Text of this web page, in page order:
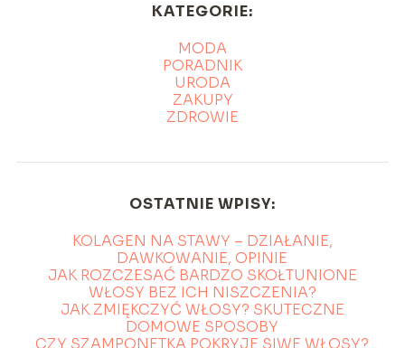
KATEGORIE:
MODA
PORADNIK
URODA
ZAKUPY
ZDROWIE
OSTATNIE WPISY:
KOLAGEN NA STAWY – DZIAŁANIE,
DAWKOWANIE, OPINIE
JAK ROZCZESAĆ BARDZO SKOŁTUNIONE
WŁOSY BEZ ICH NISZCZENIA?
JAK ZMIĘKCZYĆ WŁOSY? SKUTECZNE
DOMOWE SPOSOBY
CZY SZAMPONETKA POKRYJE SIWE WŁOSY?